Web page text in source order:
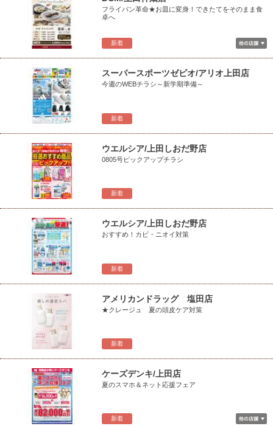
新着
フライパン革命★お皿に変身！できたてをそのまま食
卓へ
新着
スーパースポーツゼビオ/アリオ上田店
今週のWEBチラシ～新学期準備～
新着
ウエルシア/上田しおだ野店
0805号ピックアップチラシ
新着
ウエルシア/上田しおだ野店
おすすめ！カビ・ニオイ対策
新着
アメリカンドラッグ 塩田店
★クレージュ 夏の頭皮ケア対策
新着
ケーズデンキ/上田店
夏のスマホ＆ネット応援フェア